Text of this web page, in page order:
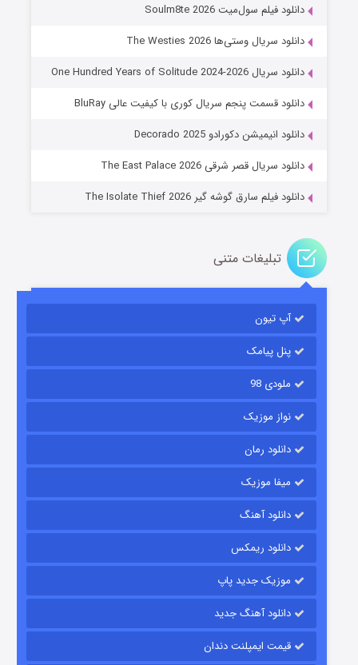
عملیات آپارتمان
قسمت۲ (زیرنویس) منتشر شد
قسمت
دانلود فیلم سول‌میت Soulm8te 2026
دانلود سریال وستی‌ها The Westies 2026
دانلود سریال One Hundred Years of Solitude 2024-2026
دانلود قسمت پنجم سریال کوری با کیفیت عالی BluRay
دانلود انیمیشن دکورادو Decorado 2025
دانلود سریال قصر شرقی The East Palace 2026
دانلود فیلم سارق گوشه گیر The Isolate Thief 2026
تبلیغات متنی
آپ تیون
پنل پیامک
ملودی 98
نواز موزیک
دانلود رمان
میفا موزیک
دانلود آهنگ
دانلود ریمکس
موزیک جدید پاپ
دانلود آهنگ جدید
قیمت ایمپلنت دندان